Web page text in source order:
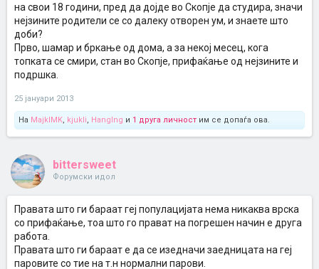
на свои 18 години, пред да дојде во Скопје да студира, значи
нејзините родители се со далеку отворен ум, и знаете што
доби?
Прво, шамар и бркање од дома, а за некој месец, кога
топката се смири, стан во Скопје, прифаќање од нејзините и
подршка.
25 јануари 2013
На MajklMK, kjukli, HangIng и 1 друга личност им се допаѓа ова.
bittersweet
Форумски идол
Правата што ги бараат геј популацијата нема никаква врска
со прифаќање, тоа што го прават на погрешен начин е друга
работа.
Правата што ги бараат е да се изедначи заедницата на геј
паровите со тие на т.н нормални парови.